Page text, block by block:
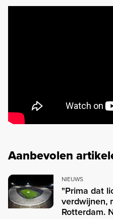
Aanbevolen
NIEUWS
"Prima dat
verdwijnen,
Rotterdam.